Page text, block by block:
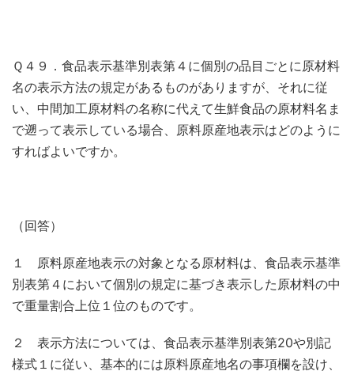
Ｑ４９．食品表示基準別表第４に個別の品目ごとに原材料
名の表示方法の規定があるものがありますが、それに従
い、中間加工原材料の名称に代えて生鮮食品の原材料名ま
で遡って表示している場合、原料原産地表示はどのように
すればよいですか。
（回答）
１ 原料原産地表示の対象となる原材料は、食品表示基準
別表第４において個別の規定に基づき表示した原材料の中
で重量割合上位１位のものです。
２ 表示方法については、食品表示基準別表第20や別記
様式１に従い、基本的には原料原産地名の事項欄を設け、